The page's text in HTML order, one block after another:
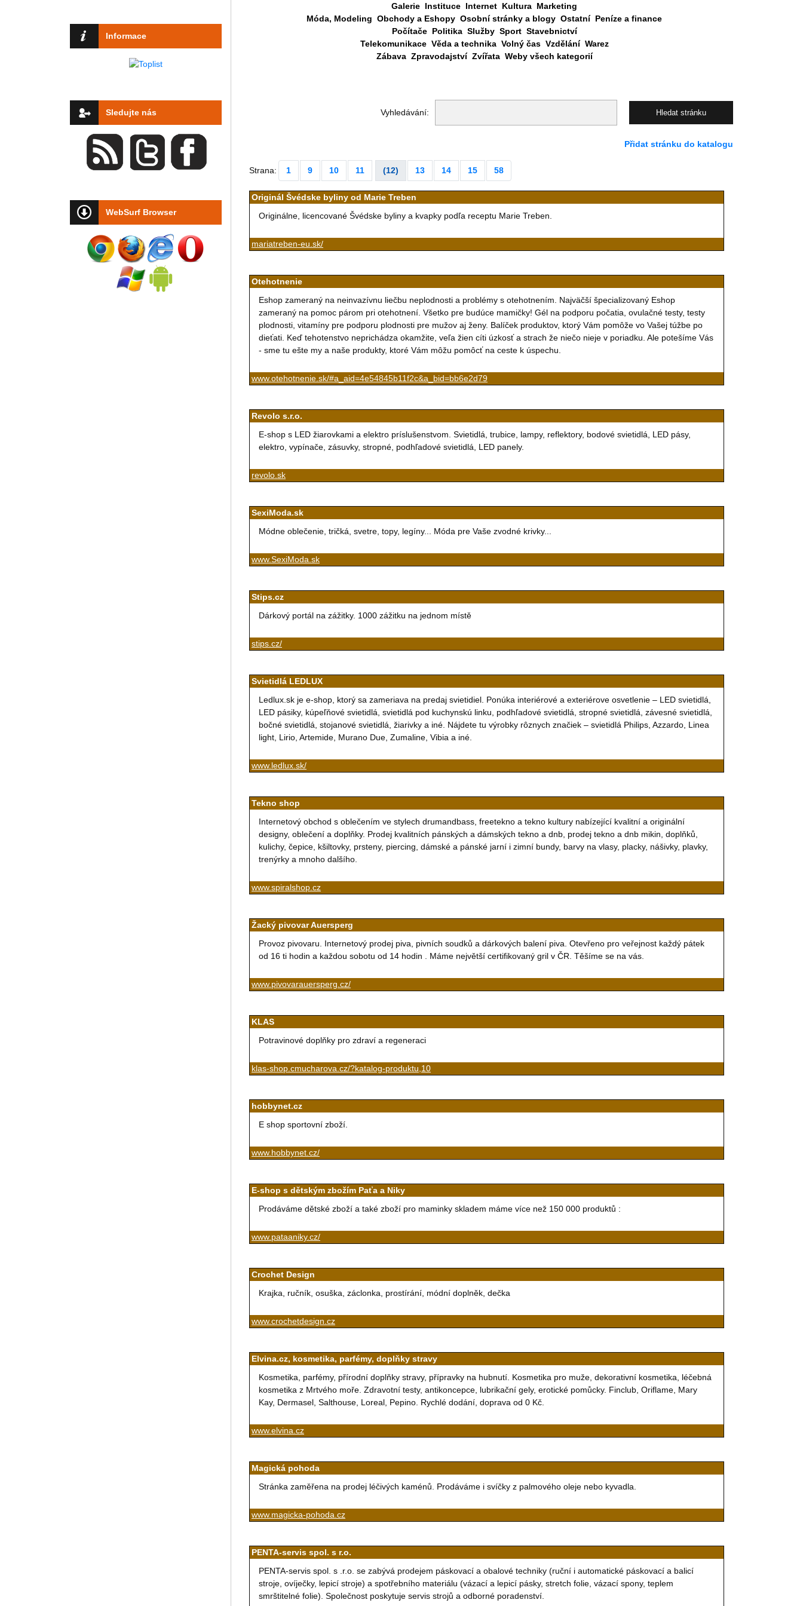
Informace
Sledujte nás
WebSurf Browser
Galerie Instituce Internet Kultura Marketing
Móda, Modeling Obchody a Eshopy Osobní stránky a blogy Ostatní Peníze a finance
Počítače Politika Služby Sport Stavebnictví
Telekomunikace Věda a technika Volný čas Vzdělání Warez
Zábava Zpravodajství Zvířata Weby všech kategorií
Vyhledávání:
Přidat stránku do katalogu
Strana: 1 9 10 11 (12) 13 14 15 58
Originál Švédske byliny od Marie Treben
Originálne, licencované Švédske byliny a kvapky podľa receptu Marie Treben.
mariatreben-eu.sk/
Otehotnenie
Eshop zameraný na neinvazívnu liečbu neplodnosti a problémy s otehotnením. Najväčší špecializovaný Eshop
zameraný na pomoc párom pri otehotnení. Všetko pre budúce mamičky! Gél na podporu počatia, ovulačné testy, testy
plodnosti, vitamíny pre podporu plodnosti pre mužov aj ženy. Balíček produktov, ktorý Vám pomôže vo Vašej túžbe po
dieťati. Keď tehotenstvo neprichádza okamžite, veľa žien cíti úzkosť a strach že niečo nieje v poriadku. Ale potešíme Vás
- sme tu ešte my a naše produkty, ktoré Vám môžu pomôcť na ceste k úspechu.
www.otehotnenie.sk/#a_aid=4e54845b11f2c&a_bid=bb6e2d79
Revolo s.r.o.
E-shop s LED žiarovkami a elektro príslušenstvom. Svietidlá, trubice, lampy, reflektory, bodové svietidlá, LED pásy,
elektro, vypínače, zásuvky, stropné, podhľadové svietidlá, LED panely.
revolo.sk
SexiModa.sk
Módne oblečenie, tričká, svetre, topy, legíny... Móda pre Vaše zvodné krivky...
www.SexiModa.sk
Stips.cz
Dárkový portál na zážitky. 1000 zážitku na jednom místě
stips.cz/
Svietidlá LEDLUX
Ledlux.sk je e-shop, ktorý sa zameriava na predaj svietidiel. Ponúka interiérové a exteriérove osvetlenie – LED svietidlá,
LED pásiky, kúpeľňové svietidlá, svietidlá pod kuchynskú linku, podhľadové svietidlá, stropné svietidlá, závesné svietidlá,
bočné svietidlá, stojanové svietidlá, žiarivky a iné. Nájdete tu výrobky rôznych značiek – svietidlá Philips, Azzardo, Linea
light, Lirio, Artemide, Murano Due, Zumaline, Vibia a iné.
www.ledlux.sk/
Tekno shop
Internetový obchod s oblečením ve stylech drumandbass, freetekno a tekno kultury nabízející kvalitní a originální
designy, oblečení a doplňky. Prodej kvalitních pánských a dámských tekno a dnb, prodej tekno a dnb mikin, doplňků,
kulichy, čepice, kšiltovky, prsteny, piercing, dámské a pánské jarní i zimní bundy, barvy na vlasy, placky, nášivky, plavky,
trenýrky a mnoho dalšího.
www.spiralshop.cz
Žacký pivovar Auersperg
Provoz pivovaru. Internetový prodej piva, pivních soudků a dárkových balení piva. Otevřeno pro veřejnost každý pátek
od 16 ti hodin a každou sobotu od 14 hodin . Máme největší certifikovaný gril v ČR. Těšíme se na vás.
www.pivovarauersperg.cz/
KLAS
Potravinové doplňky pro zdraví a regeneraci
klas-shop.cmucharova.cz/?katalog-produktu,10
hobbynet.cz
E shop sportovní zboží.
www.hobbynet.cz/
E-shop s dětským zbožím Paťa a Niky
Prodáváme dětské zboží a také zboží pro maminky skladem máme více než 150 000 produktů :
www.pataaniky.cz/
Crochet Design
Krajka, ručník, osuška, záclonka, prostírání, módní doplněk, dečka
www.crochetdesign.cz
Elvina.cz, kosmetika, parfémy, doplňky stravy
Kosmetika, parfémy, přírodní doplňky stravy, přípravky na hubnutí. Kosmetika pro muže, dekorativní kosmetika, léčebná
kosmetika z Mrtvého moře. Zdravotní testy, antikoncepce, lubrikační gely, erotické pomůcky. Finclub, Oriflame, Mary
Kay, Dermasel, Salthouse, Loreal, Pepino. Rychlé dodání, doprava od 0 Kč.
www.elvina.cz
Magická pohoda
Stránka zaměřena na prodej léčivých kaménů. Prodáváme i svíčky z palmového oleje nebo kyvadla.
www.magicka-pohoda.cz
PENTA-servis spol. s r.o.
PENTA-servis spol. s .r.o. se zabývá prodejem páskovací a obalové techniky (ruční i automatické páskovací a balicí
stroje, ovíječky, lepicí stroje) a spotřebního materiálu (vázací a lepicí pásky, stretch folie, vázací spony, teplem
smrštitelné folie). Společnost poskytuje servis strojů a odborné poradenství.